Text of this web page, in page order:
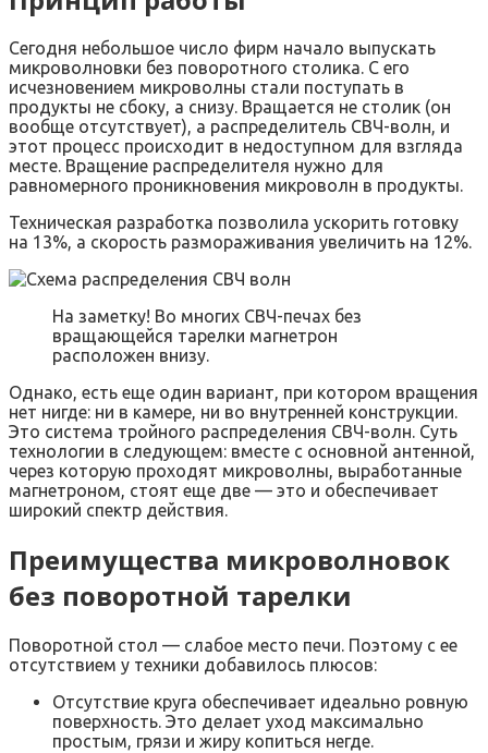
Сегодня небольшое число фирм начало выпускать
микроволновки без поворотного столика. С его
исчезновением микроволны стали поступать в
продукты не сбоку, а снизу. Вращается не столик (он
вообще отсутствует), а распределитель СВЧ-волн, и
этот процесс происходит в недоступном для взгляда
месте. Вращение распределителя нужно для
равномерного проникновения микроволн в продукты.
Техническая разработка позволила ускорить готовку
на 13%, а скорость размораживания увеличить на 12%.
На заметку! Во многих СВЧ-печах без
вращающейся тарелки магнетрон
расположен внизу.
Однако, есть еще один вариант, при котором вращения
нет нигде: ни в камере, ни во внутренней конструкции.
Это система тройного распределения СВЧ-волн. Суть
технологии в следующем: вместе с основной антенной,
через которую проходят микроволны, выработанные
магнетроном, стоят еще две — это и обеспечивает
широкий спектр действия.
Преимущества микроволновок
без поворотной тарелки
Поворотной стол — слабое место печи. Поэтому с ее
отсутствием у техники добавилось плюсов:
Отсутствие круга обеспечивает идеально ровную
поверхность. Это делает уход максимально
простым, грязи и жиру копиться негде.